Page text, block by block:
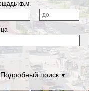
кв.м.
—
Подробный поиск▼